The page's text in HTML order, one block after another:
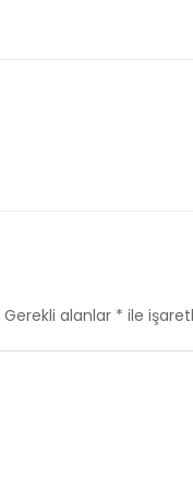
Gerekli alanlar * ile